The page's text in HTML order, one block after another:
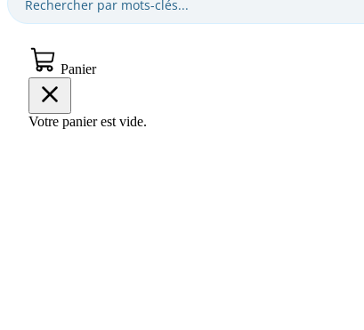
Panier
Votre panier est vide.